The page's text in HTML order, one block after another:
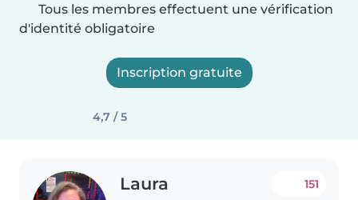
Tous les membres effectuent une vérification
d'identité obligatoire
Inscription gratuite
4,7 / 5
Laura 151